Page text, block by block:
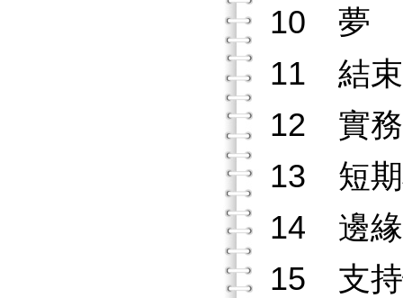
10 夢
11 結束
12 實務
13 短期
14 邊緣
15 支持